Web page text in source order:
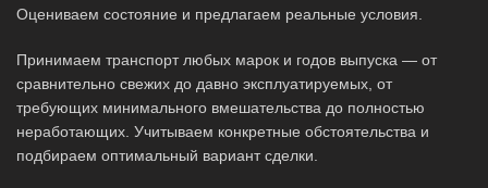
Оцениваем состояние и предлагаем реальные условия.
Принимаем транспорт любых марок и годов выпуска — от
сравнительно свежих до давно эксплуатируемых, от
требующих минимального вмешательства до полностью
неработающих. Учитываем конкретные обстоятельства и
подбираем оптимальный вариант сделки.